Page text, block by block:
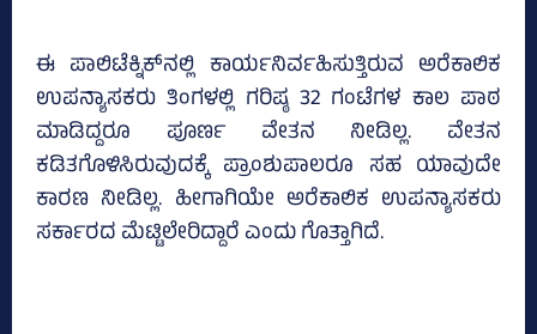
ಈ ಪಾಲಿಟೆಕ್ನಿಕ್‌ನಲ್ಲಿ ಕಾರ್ಯನಿರ್ವಹಿಸುತ್ತಿರುವ ಅರೆಕಾಲಿಕ
ಉಪನ್ಯಾಸಕರು ತಿಂಗಳಲ್ಲಿ ಗರಿಷ್ಠ 32 ಗಂಟೆಗಳ ಕಾಲ ಪಾಠ
ಮಾಡಿದ್ದರೂ ಪೂರ್ಣ ವೇತನ ನೀಡಿಲ್ಲ. ವೇತನ
ಕಡಿತಗೊಳಿಸಿರುವುದಕ್ಕೆ ಪ್ರಾಂಶುಪಾಲರೂ ಸಹ ಯಾವುದೇ
ಕಾರಣ ನೀಡಿಲ್ಲ. ಹೀಗಾಗಿಯೇ ಅರೆಕಾಲಿಕ ಉಪನ್ಯಾಸಕರು
ಸರ್ಕಾರದ ಮೆಟ್ಟಿಲೇರಿದ್ದಾರೆ ಎಂದು ಗೊತ್ತಾಗಿದೆ.